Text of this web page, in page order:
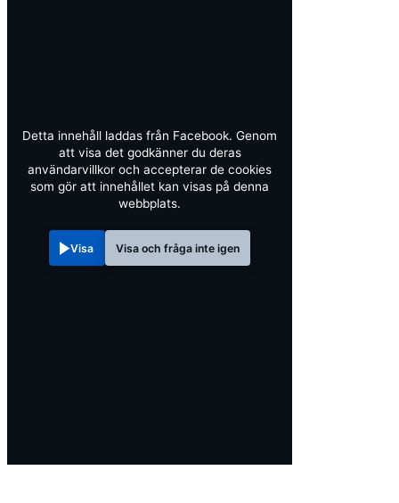
Detta innehåll laddas från Facebook. Genom
att visa det godkänner du deras
användarvillkor och accepterar de cookies
som gör att innehållet kan visas på denna
webbplats.
Visa Visa och fråga inte igen